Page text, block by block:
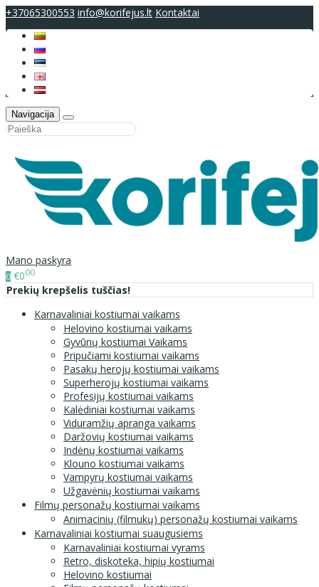
+37065300553 info@korifejus.lt Kontaktai
Navigacija
Mano paskyra
0 €000
Prekių krepšelis tuščias!
Karnavaliniai kostiumai vaikams
Helovino kostiumai vaikams
Gyvūnų kostiumai Vaikams
Pripučiami kostiumai vaikams
Pasakų herojų kostiumai vaikams
Superherojų kostiumai vaikams
Profesijų kostiumai vaikams
Kalėdiniai kostiumai vaikams
Viduramžių apranga vaikams
Daržovių kostiumai vaikams
Indėnų kostiumai vaikams
Klouno kostiumai vaikams
Vampyrų kostiumai vaikams
Užgavėnių kostiumai vaikams
Filmų personažų kostiumai vaikams
Animacinių (filmukų) personažų kostiumai vaikams
Karnavaliniai kostiumai suaugusiems
Karnavaliniai kostiumai vyrams
Retro, diskoteka, hipių kostiumai
Helovino kostiumai